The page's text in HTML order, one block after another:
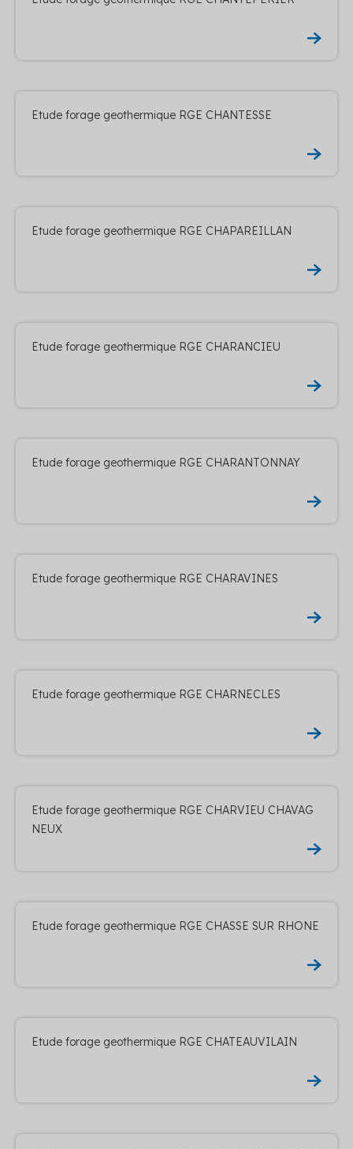
Etude forage geothermique RGE CHANTESSE
Etude forage geothermique RGE CHAPAREILLAN
Etude forage geothermique RGE CHARANCIEU
Etude forage geothermique RGE CHARANTONNAY
Etude forage geothermique RGE CHARAVINES
Etude forage geothermique RGE CHARNECLES
Etude forage geothermique RGE CHARVIEU CHAVAG
NEUX
Etude forage geothermique RGE CHASSE SUR RHONE
Etude forage geothermique RGE CHATEAUVILAIN